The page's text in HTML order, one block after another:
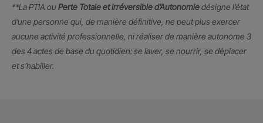
**La PTIA ou Perte Totale et Irréversible d’Autonomiedésigne l’état
d’une personne qui, de manière définitive, ne peut plus exercer
aucune activité professionnelle, ni réaliser de manière autonome 3
des 4 actes de base du quotidien: se laver, se nourrir, se déplacer
et s’habiller.